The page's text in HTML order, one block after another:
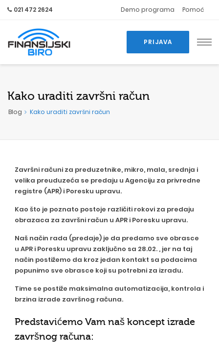
021 472 2624 Demo programa Pomoć
PRIJAVA
Kako uraditi završni račun
Blog Kako uraditi završni račun
Završni računi za preduzetnike, mikro, mala, srednja i
velika preuduzeća se predaju u Agenciju za privredne
registre (APR) i Poresku upravu.
Kao što je poznato postoje različiti rokovi za predaju
obrazaca za završni račun u APR i Poresku upravu.
Naš način rada (predaje) je da predamo sve obrasce
u APR i Poresku upravu zaključno sa 28.02. , jer na taj
način postižemo da kroz jedan kontakt sa podacima
popunimo sve obrasce koji su potrebni za izradu.
Time se postiže maksimalna automatizacija, kontrola i
brzina izrade završnog računa.
Predstavićemo Vam naš koncept izrade
završnog računa: